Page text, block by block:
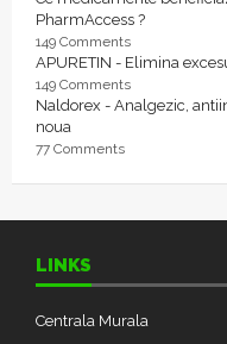
PharmAccess ?
149 Comments
APURETIN - Elimina
149 Comments
Naldorex - Analgezic,
noua
77 Comments
LINKS
Centrala Murala